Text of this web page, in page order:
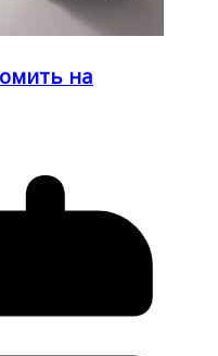
на